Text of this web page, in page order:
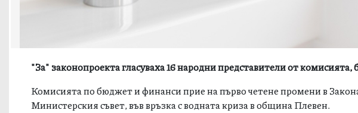
"За" законопроекта гласуваха 16 народни представители от
Комисията по бюджет и финанси прие на първо четене промени в
Министерския съвет, във връзка с водната криза в общинаПлевен.